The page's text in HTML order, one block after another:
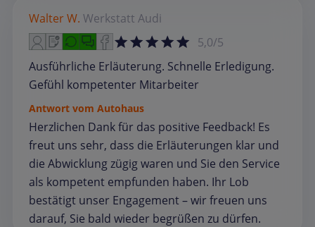
Walter W. Werkstatt Audi
5,0/5
Ausführliche Erläuterung. Schnelle Erledigung.
Gefühl kompetenter Mitarbeiter
Antwort vom Autohaus
Herzlichen Dank für das positive Feedback! Es
freut uns sehr, dass die Erläuterungen klar und
die Abwicklung zügig waren und Sie den Service
als kompetent empfunden haben. Ihr Lob
bestätigt unser Engagement – wir freuen uns
darauf, Sie bald wieder begrüßen zu dürfen.